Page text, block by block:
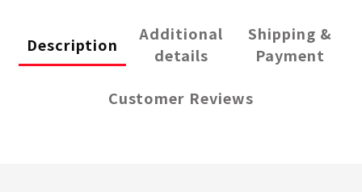
Description
Additional
details
Shipping &
Payment
Customer Reviews